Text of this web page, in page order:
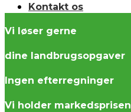
Kontakt os
Vi løser gerne
dine landbrugsopgaver
Ingen efterregninger
Vi holder markedsprisen